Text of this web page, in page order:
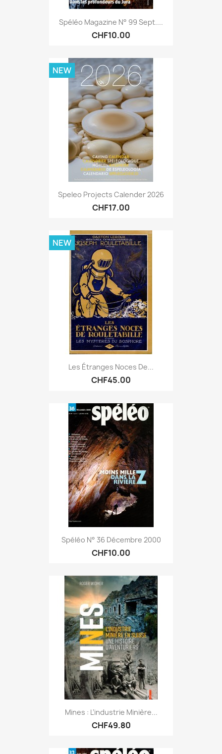
Spéléo Magazine N° 99 Sept....
CHF10.00
Speleo Projects Calender 2026
CHF17.00
NEW
Les Étranges Noces De...
CHF45.00
NEW
Spéléo N° 36 Décembre 2000
CHF10.00
Mines : L’industrie Minière...
CHF49.80